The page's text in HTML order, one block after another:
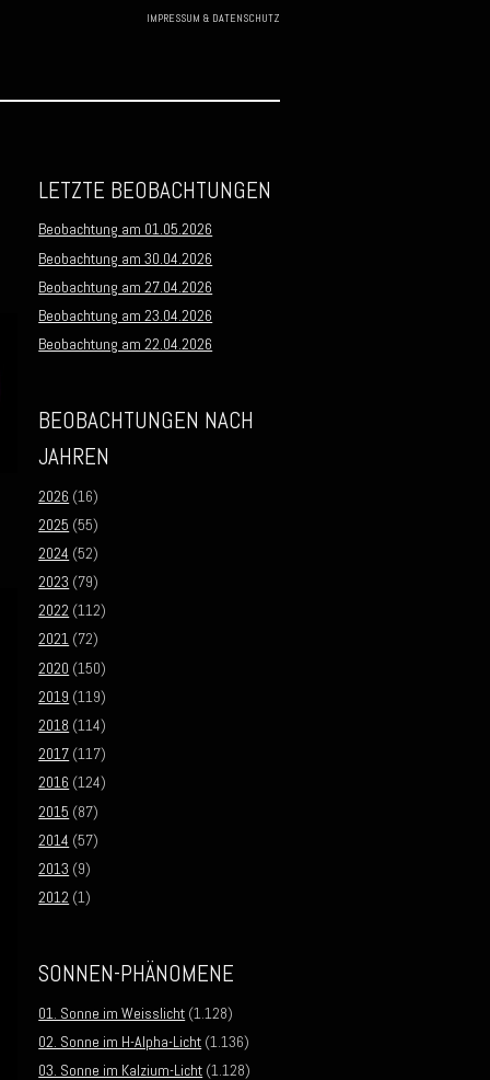
IMPRESSUM & DATENSCHUTZ
LETZTE BEOBACHTUNGEN
Beobachtung am 01.05.2026
Beobachtung am 30.04.2026
Beobachtung am 27.04.2026
Beobachtung am 23.04.2026
Beobachtung am 22.04.2026
BEOBACHTUNGEN NACH
JAHREN
2026 (16)
2025 (55)
2024 (52)
2023 (79)
2022 (112)
2021 (72)
2020 (150)
2019 (119)
2018 (114)
2017 (117)
2016 (124)
2015 (87)
2014 (57)
2013 (9)
2012 (1)
SONNEN-PHÄNOMENE
01. Sonne im Weisslicht (1.128)
02. Sonne im H-Alpha-Licht (1.136)
03. Sonne im Kalzium-Licht (1.128)